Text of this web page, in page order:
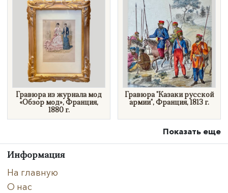
​Гравюра из журнала мод
«Обзор мод», Франция,
1880 г.
​Гравюра "Казаки русской
армии", Франция, 1813 г.
Показать еще
Информация
На главную
О нас